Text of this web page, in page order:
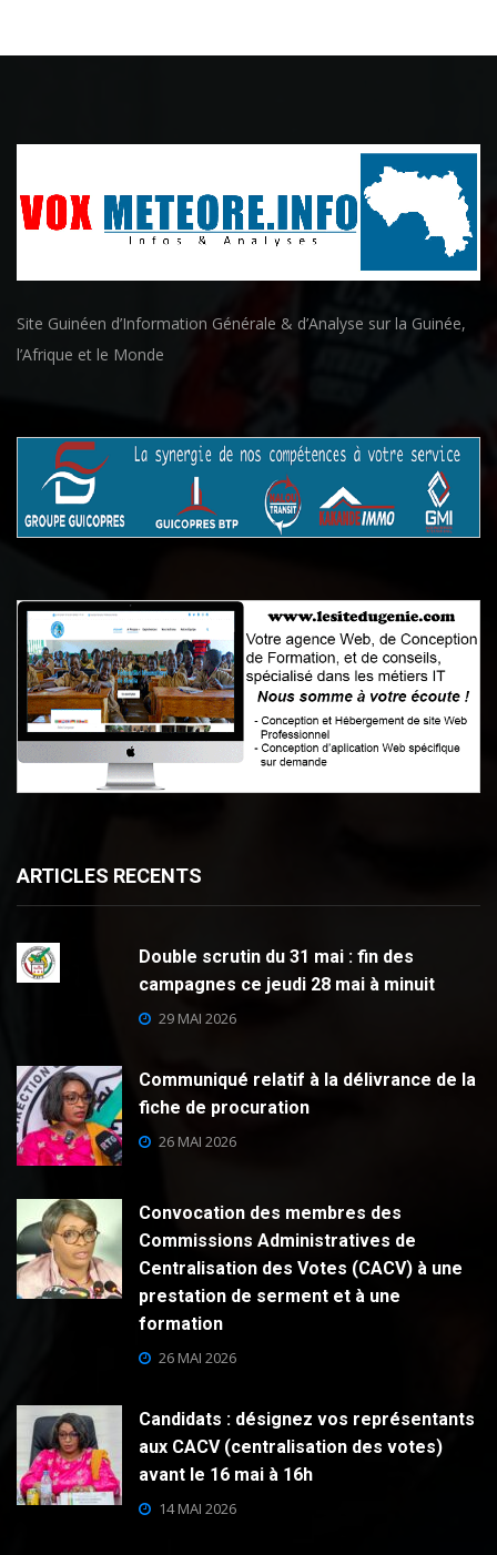
Site Guinéen d’Information Générale & d’Analyse sur la Guinée,
l’Afrique et le Monde
ARTICLES RECENTS
Double scrutin du 31 mai : fin des
campagnes ce jeudi 28 mai à minuit
29 MAI 2026
Communiqué relatif à la délivrance de la
fiche de procuration
26 MAI 2026
Convocation des membres des
Commissions Administratives de
Centralisation des Votes (CACV) à une
prestation de serment et à une
formation
26 MAI 2026
Candidats : désignez vos représentants
aux CACV (centralisation des votes)
avant le 16 mai à 16h
14 MAI 2026